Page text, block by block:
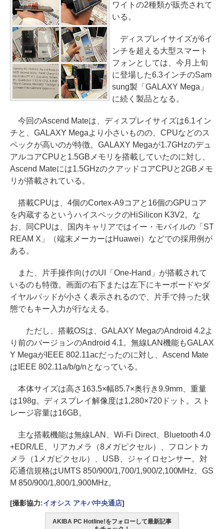
ワイトの2種類が販売されて
いる。
ディスプレイサイズが6イ
ンチを超える大型スマート
フォンとしては、今月上旬
に登場した6.3インチのSam
sung製「GALAXY Mega」
に続く製品となる。
今回のAscend Mateは、ディスプレイサイズは6.1イン
チと、GALAXY Megaより小さいものの、CPUなどのス
ペックが高いのが特徴。GALAXY Megaが1.7GHzのデュ
アルコアCPUと1.5GBメモリを搭載していたのに対し、
Ascend Mateには1.5GHzのクアッドコアCPUと2GBメモ
リが搭載されている。
搭載CPUは、4個のCortex-A9コアと16個のGPUコア
を内蔵するというハイスペックのHiSilicon K3V2。な
お、同CPUは、国内キャリアではイー・モバイルの「ST
REAM X」（端末メーカーはHuawei）などでの採用例が
ある。
また、片手操作向けのUI「One-Hand」が搭載されて
いるのも特徴。画面の右下または左下にキーボードやダ
イヤルパッドが小さく表示されるので、片手で持った状
態でもキー入力が行なえる。
ただし、搭載OSは、GALAXY MegaのAndroid 4.2よ
り前のバージョンのAndroid 4.1。無線LAN機能もGALAX
Y MegaがIEEE 802.11acだったのに対し、Ascend Mate
はIEEE 802.11a/b/g/nとなっている。
本体サイズは高さ163.5×幅85.7×奥行き9.9mm、重量
は198g。ディスプレイ解像度は1,280×720ドット。スト
レージ容量は16GB。
主な搭載機能は無線LAN、Wi-Fi Direct、Bluetooth 4.0
+EDR/LE、リアカメラ（8メガピクセル）、フロントカ
メラ（1メガピクセル）、USB、ジャイロセンサー。対
応通信規格はUMTS 850/900/1,700/1,900/2,100MHz、GS
M 850/900/1,800/1,900MHz。
[撮影協力:イオシス アキバ中央通店]
AKIBA PC Hotline!をフォローして最新記事